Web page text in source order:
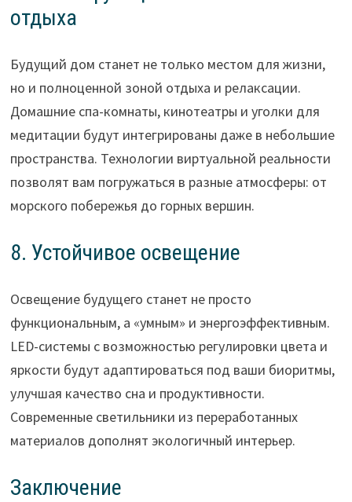
отдыха
Будущий дом станет не только местом для жизни,
но и полноценной зоной отдыха и релаксации.
Домашние спа-комнаты, кинотеатры и уголки для
медитации будут интегрированы даже в небольшие
пространства. Технологии виртуальной реальности
позволят вам погружаться в разные атмосферы: от
морского побережья до горных вершин.
8. Устойчивое освещение
Освещение будущего станет не просто
функциональным, а «умным» и энергоэффективным.
LED-системы с возможностью регулировки цвета и
яркости будут адаптироваться под ваши биоритмы,
улучшая качество сна и продуктивности.
Современные светильники из переработанных
материалов дополнят экологичный интерьер.
Заключение